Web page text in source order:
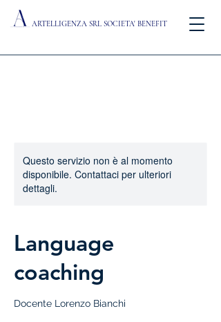
ARTELLIGENZA SRL SOCIETA' BENEFIT
Questo servizio non è al momento
disponibile. Contattaci per ulteriori
dettagli.
Language
coaching
Docente Lorenzo Bianchi